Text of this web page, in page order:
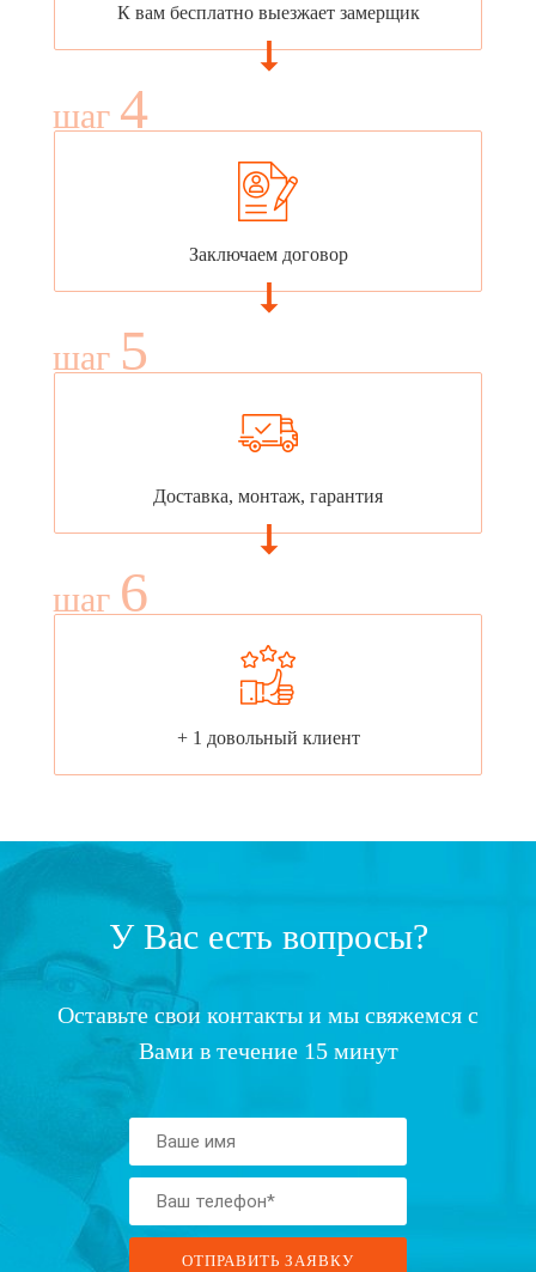
К вам бесплатно выезжает замерщик
шаг 4
Заключаем договор
шаг 5
Доставка, монтаж, гарантия
шаг 6
+ 1 довольный клиент
У Вас есть вопросы?
Оставьте свои контакты и мы свяжемся с
Вами в течение 15 минут